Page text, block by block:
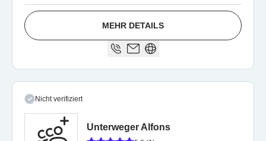
MEHR DETAILS
Nicht verifiziert
Unterweger Alfons